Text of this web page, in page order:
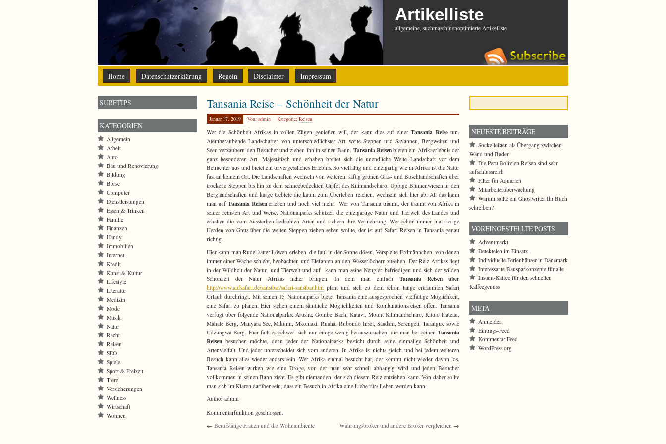
Artikelliste
allgemeine, suchmaschinenoptimierte Artikelliste
Home Datenschutzerklärung Regeln Disclaimer Impressum
Tansania Reise – Schönheit der Natur
Januar 17, 2019 Von: admin Kategorie: Reisen
Wer die Schönheit Afrikas in vollen Zügen genießen will, der kann dies auf einerTansania Reisetun.
Atemberaubende Landschaften von unterschiedlichster Art, weite Steppen und Savannen, Bergwelten und
Seen verzaubern den Besucher und ziehen ihn in seinen Bann. Tansania Reisenbieten ein Afrikaerlebnis der
ganz besonderen Art. Majestätisch und erhaben breitet sich die unendliche Weite Landschaft vor dem
Betrachter aus und bietet ein unvergessliches Erlebnis. So vielfältig und einzigartig wie in Afrika ist die Natur
fast an keinem Ort. Die Landschaften wechseln von weiteren, saftig grünen Gras- und Buschlandschaften über
trockene Steppen bis hin zu dem schneebedeckten Gipfel des Kilimandscharo. Üppige Blumenwiesen in den
Berglandschaften und karge Gebiete die kaum zum Überleben reichen, wechseln sich hier ab. All das kann
man auf Tansania Reisenerleben und noch viel mehr. Wer von Tansania träumt, der träumt von Afrika in
seiner reinsten Art und Weise. Nationalparks schützen die einzigartige Natur und Tierwelt des Landes und
erhalten die vom Aussterben bedrohten Arten und sichern ihre Vermehrung. Wer schon immer mal riesige
Herden von Gnus über die weiten Steppen ziehen sehen wollte, der ist auf Safari Reisen in Tansania genau
richtig.
Hier kann man Rudel satter Löwen erleben, die faul in der Sonne dösen. Verspielte Erdmännchen, von denen
immer einer Wache schiebt, beobachten und Elefanten an den Wasserlöchern zusehen. Der Reiz Afrikas liegt
in der Wildheit der Natur- und Tierwelt und auf kann man seine Neugier befriedigen und sich der wilden
Schönheit der Natur Afrikas näher bringen. In dem man einfachTansania Reisen über
http://www.aufsafari.de/sansibar/safari-sansibar.htm plant und sich zu dem schon lange erträumten Safari
Urlaub durchringt. Mit seinen 15 Nationalparks bietet Tansania eine ausgesprochen vielfältige Möglichkeit,
eine Safari zu planen. Hier stehen einem sämtliche Möglichkeiten und Kombinationsreisen offen. Tansania
verfügt über folgende Nationalparks: Arusha, Gombe Bach, Katavi, Mount Kilimandscharo, Kitulo Plateau,
Mahale Berg, Manyara See, Mikumi, Mkomazi, Ruaha, Rubondo Insel, Saadani, Serengeti, Tarangire sowie
Udzungwa Berg. Hier fällt es schwer, sich nur einige wenig herauszusuchen, die man bei seinen Tansania
Reisen besuchen möchte, denn jeder der Nationalparks besticht durch seine einmalige Schönheit und
Artenvielfalt. Und jeder unterscheidet sich vom anderen. In Afrika ist nichts gleich und bei jedem weiteren
Besuch kann alles wieder anders sein. Wer Afrika einmal besucht hat, der kommt nicht wieder davon los.
Tansania Reisen wirken wie eine Droge, von der man sehr schnell abhängig wird und jeden Besucher
vollkommen in seinen Bann zieht. Es gibt niemanden, der sich diesem Reiz entziehen kann. Von daher sollte
man sich im Klaren darüber sein, dass ein Besuch in Afrika eine Liebe fürs Leben werden kann.
Author admin
Kommentarfunktion geschlossen.
← Berufstätige Frauen und das Wohnambiente Währungsbroker und andere Broker vergleichen →
SURFTIPS
KATEGORIEN
Allgemein
Arbeit
Auto
Bau und Renovierung
Bildung
Börse
Computer
Dienstleistungen
Essen & Trinken
Familie
Finanzen
Handy
Immobilien
Internet
Kredit
Kunst & Kultur
Lifestyle
Literatur
Medizin
Mode
Musik
Natur
Recht
Reisen
SEO
Spiele
Sport & Freizeit
Tiere
Versicherungen
Wellness
Wirtschaft
Wohnen
NEUESTE BEITRÄGE
Sockelleisten als Übergang zwischen
Wand und Boden
Die Peru Bolivien Reisen sind sehr
aufschlussreich
Filter für Aquarien
Mitarbeiterüberwachung
Warum sollte ein Ghostwriter Ihr Buch
schreiben?
VOREINGESTELLTE POSTS
Adventmarkt
Detekteien im Einsatz
Individuelle Ferienhäuser in Dänemark
Interessante Bausparkonzepte für alle
Instant-Kaffee für den schnellen
Kaffeegenuss
META
Anmelden
Eintrags-Feed
Kommentar-Feed
WordPress.org